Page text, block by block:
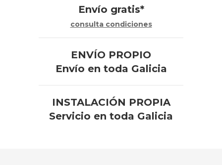
Envío gratis*
consulta condiciones
ENVÍO PROPIO
Envío en toda Galicia
INSTALACIÓN PROPIA
Servicio en toda Galicia